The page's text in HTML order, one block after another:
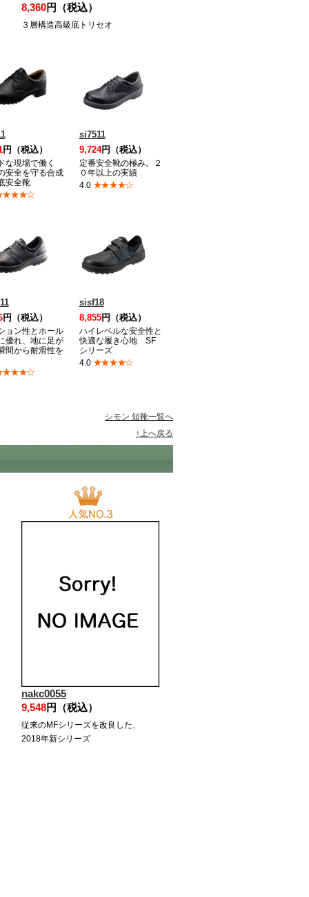
8,360円（税込）
３層構造高級底トリセオ
円（税込）
な現場で働く
安全を守る合成
安全靴
si7511
9,724円（税込）
定番安全靴の極み。２
０年以上の実績
4.0 ★★★★☆
円（税込）
ョン性とホール
優れ、地に足が
間から耐滑性を
sisf18
8,855円（税込）
ハイレベルな安全性と
快適な履き心地 SF
シリーズ
4.0 ★★★★☆
シモン 短靴一覧へ
↑上へ戻る
nakc0055
9,548円（税込）
従来のMFシリーズを改良した、
2018年新シリーズ